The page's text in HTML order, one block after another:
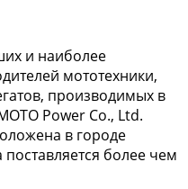
и наиболее
мототехники,
производимых в
Power Co., Ltd.
в городе
более чем